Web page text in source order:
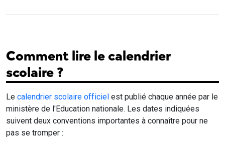
Comment lire le calendrier
scolaire ?
Le calendrier scolaire officiel est publié chaque année par le
ministère de l'Education nationale. Les dates indiquées
suivent deux conventions importantes à connaître pour ne
pas se tromper :